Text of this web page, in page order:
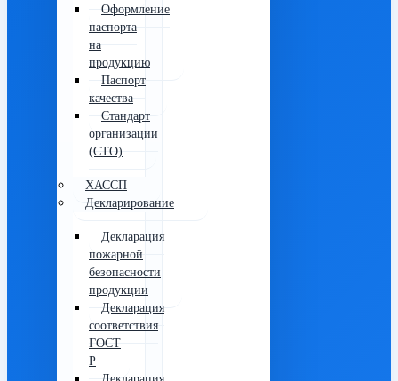
Оформление
паспорта
на
продукцию
Паспорт
качества
Стандарт
организации
(СТО)
ХАССП
Декларирование
Декларация
пожарной
безопасности
продукции
Декларация
соответствия
ГОСТ
Р